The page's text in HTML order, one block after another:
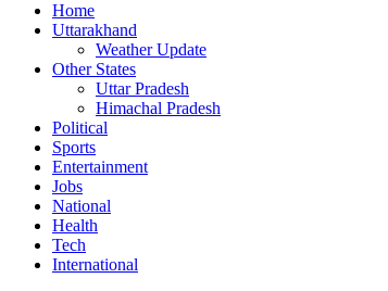
Home
Uttarakhand
Weather Update
Other States
Uttar Pradesh
Himachal Pradesh
Political
Sports
Entertainment
Jobs
National
Health
Tech
International